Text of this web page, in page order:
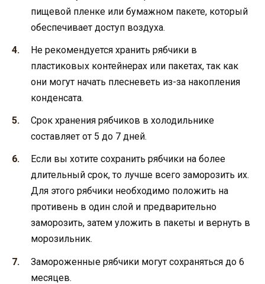
пищевой пленке или бумажном пакете, который
обеспечивает доступ воздуха.
Не рекомендуется хранить рябчики в
пластиковых контейнерах или пакетах, так как
они могут начать плесневеть из-за накопления
конденсата.
Срок хранения рябчиков в холодильнике
составляет от 5 до 7 дней.
Если вы хотите сохранить рябчики на более
длительный срок, то лучше всего заморозить их.
Для этого рябчики необходимо положить на
противень в один слой и предварительно
заморозить, затем уложить в пакеты и вернуть в
морозильник.
Замороженные рябчики могут сохраняться до 6
месяцев.